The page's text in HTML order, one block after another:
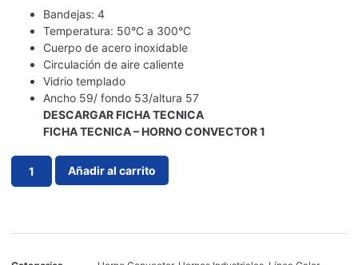
Bandejas: 4
Temperatura: 50°C a 300°C
Cuerpo de acero inoxidable
Circulación de aire caliente
Vidrio templado
Ancho 59/ fondo 53/altura 57
DESCARGAR FICHA TECNICA
FICHA TECNICA – HORNO CONVECTOR 1
Añadir al carrito